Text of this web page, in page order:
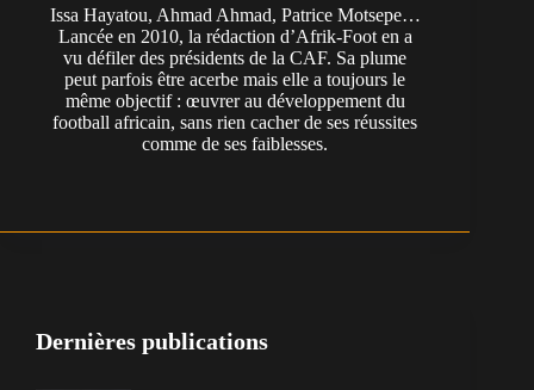
Issa Hayatou, Ahmad Ahmad, Patrice Motsepe…
Lancée en 2010, la rédaction d’Afrik-Foot en a
vu défiler des présidents de la CAF. Sa plume
peut parfois être acerbe mais elle a toujours le
même objectif : œuvrer au développement du
football africain, sans rien cacher de ses réussites
comme de ses faiblesses.
Dernières publications